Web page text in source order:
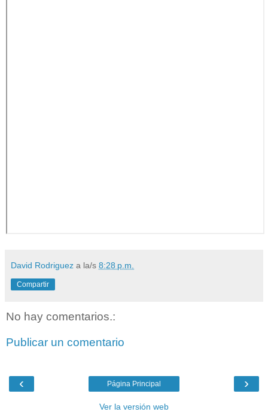
David Rodriguez a la/s 8:28 p.m.
Compartir
No hay comentarios.:
Publicar un comentario
‹ ›
Página Principal
Ver la versión web